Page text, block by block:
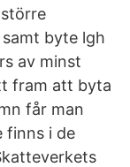
byte lgh
av minst
fram att byta
får man
finns i de